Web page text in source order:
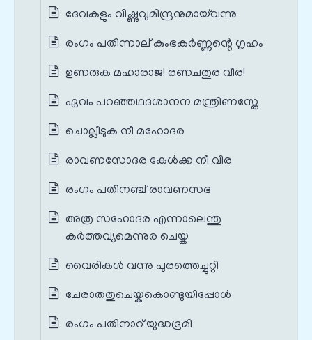
ദേവകളും വിഷ്ണുവുമിന്ദ്രനുമായ്‌വന്നു
രംഗം പതിന്നാല് കുംഭകർണ്ണന്റെ ഗൃഹം
ഉണരുക മഹാരാജ! രണചതുര വീര!
ഏവം പറഞ്ഞഥദശാനന മന്ത്രിണസ്തേ
ചൊല്ലീടുക നീ മഹോദര
രാവണസോദര കേൾക്ക നീ വീര
രംഗം പതിനഞ്ച് രാവണസഭ
അത്ര സഹോദര എന്നാലെന്തു
കർത്തവ്യമെന്നുര ചെയ്ക
വൈരികൾ വന്നു പുരത്തെച്ചുറ്റി
ചേരാതതുചെയ്കകൊണ്ടുയിപ്പോൾ
രംഗം പതിനാറ് യുദ്ധഭൂമി